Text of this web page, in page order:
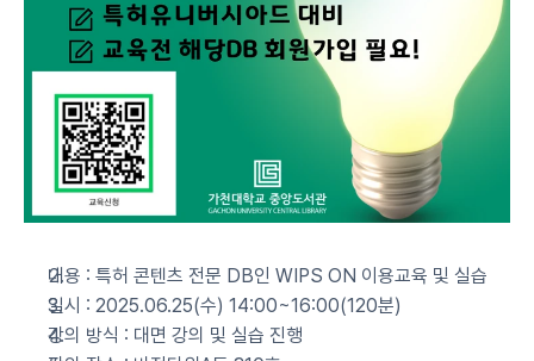
내용 : 특허 콘텐츠 전문 DB인 WIPS ON 이용교육 및 실습
일시 : 2025.06.25(수) 14:00~16:00(120분)
강의 방식 : 대면 강의 및 실습 진행